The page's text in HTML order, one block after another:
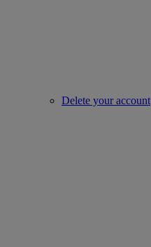
Delete your account